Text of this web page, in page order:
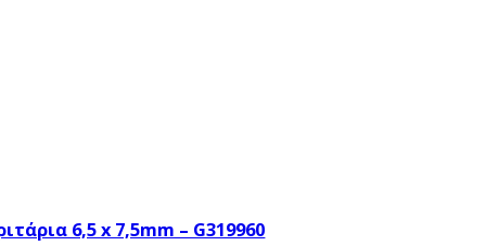
6,5 x 7,5mm – G319960